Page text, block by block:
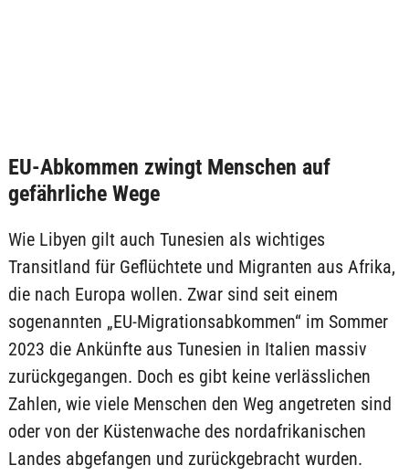
EU-Abkommen zwingt Menschen auf
gefährliche Wege
Wie Libyen gilt auch Tunesien als wichtiges
Transitland für Geflüchtete und Migranten aus Afrika,
die nach Europa wollen. Zwar sind seit einem
sogenannten „EU-Migrationsabkommen“ im Sommer
2023 die Ankünfte aus Tunesien in Italien massiv
zurückgegangen. Doch es gibt keine verlässlichen
Zahlen, wie viele Menschen den Weg angetreten sind
oder von der Küstenwache des nordafrikanischen
Landes abgefangen und zurückgebracht wurden.